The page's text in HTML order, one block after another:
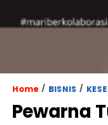
Home / BISNIS /
Pewarna